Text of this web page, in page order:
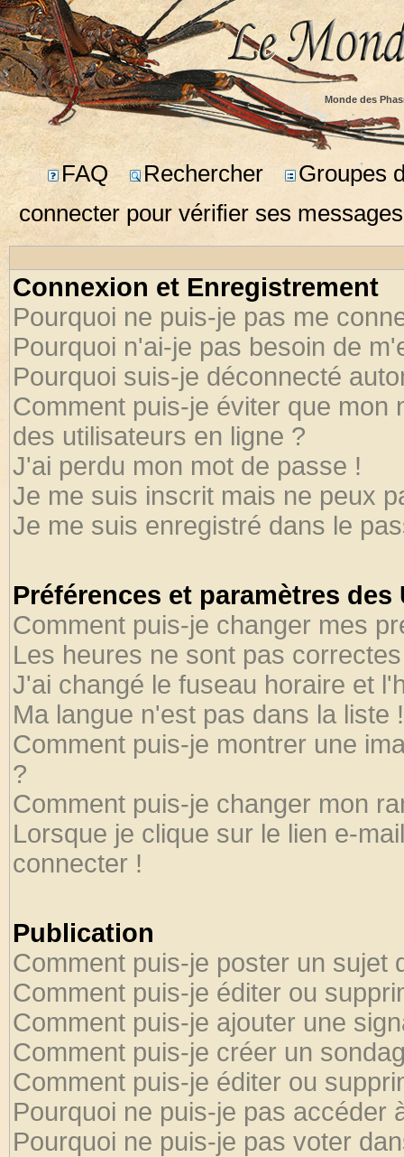
Monde des
FAQ Rechercher
Groupes
connecter pour vérifier ses
Connexion et Enregistrement
Pourquoi ne puis-je pas me
Pourquoi n'ai-je pas besoin de
Pourquoi suis-je déconnecté
Comment puis-je éviter que mon
des utilisateurs en ligne ?
J'ai perdu mon mot de passe !
Je me suis inscrit mais ne peux
Je me suis enregistré dans le
Préférences et paramètres
Comment puis-je changer mes
Les heures ne sont pas
J'ai changé le fuseau horaire et
Ma langue n'est pas dans la liste !
Comment puis-je montrer une
?
Comment puis-je changer mon
Lorsque je clique sur le lien e-
connecter !
Publication
Comment puis-je poster un sujet
Comment puis-je éditer ou
Comment puis-je ajouter une
Comment puis-je créer un
Comment puis-je éditer ou
Pourquoi ne puis-je pas accéder
Pourquoi ne puis-je pas voter